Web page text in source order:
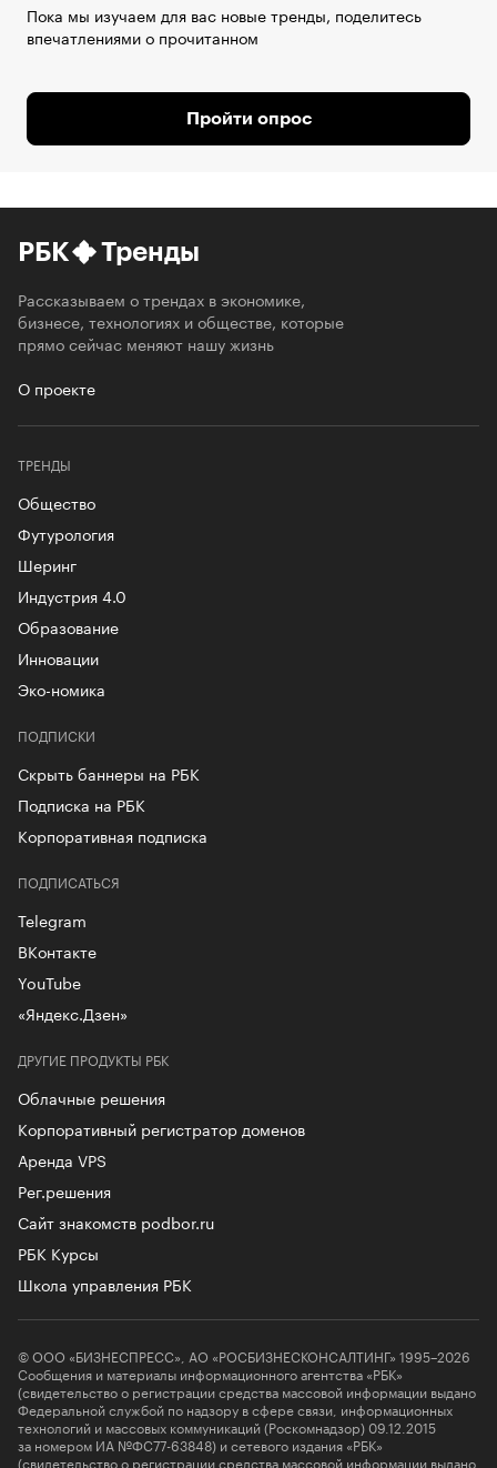
Пока мы изучаем для вас новые тренды, поделитесь
впечатлениями о прочитанном
Пройти опрос
РБК Тренды
Рассказываем о трендах в экономике,
бизнесе, технологиях и обществе, которые
прямо сейчас меняют нашу жизнь
О проекте
ТРЕНДЫ
Общество
Футурология
Шеринг
Индустрия 4.0
Образование
Инновации
Эко-номика
ПОДПИСКИ
Скрыть баннеры на РБК
Подписка на РБК
Корпоративная подписка
ДРУГИЕ ПРОДУКТЫ РБК
Облачные решения
Корпоративный регистратор доменов
Аренда VPS
Рег.решения
Сайт знакомств podbor.ru
РБК Курсы
Школа управления РБК
ПОДПИСАТЬСЯ
Telegram
ВКонтакте
YouTube
«Яндекс.Дзен»
© ООО «БИЗНЕСПРЕСС», АО «РОСБИЗНЕСКОНСАЛТИНГ» 1995–2026
Сообщения и материалы информационного агентства «РБК»
(свидетельство о регистрации средства массовой информации выдано
Федеральной службой по надзору в сфере связи, информационных
технологий и массовых коммуникаций (Роскомнадзор) 09.12.2015
за номером ИА №ФС77-63848) и сетевого издания «РБК»
(свидетельство о регистрации средства массовой информации выдано